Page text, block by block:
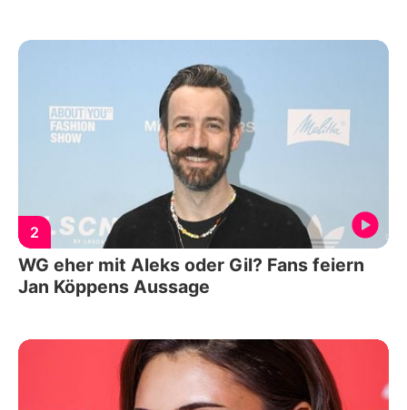
2
WG eher mit Aleks oder Gil? Fans feiern
Jan Köppens Aussage